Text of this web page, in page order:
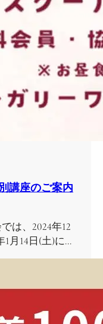
講座のご案内
は、2024年12
1月14日(土)に…